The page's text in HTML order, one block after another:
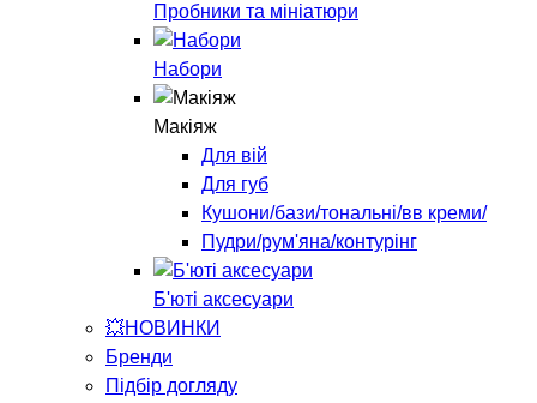
Пробники та мініатюри
Набори
Макіяж
Для вій
Для губ
Кушони/бази/тональні/вв креми/
Пудри/рум'яна/контурінг
Б'юті аксесуари
💥НОВИНКИ
Бренди
Підбір догляду